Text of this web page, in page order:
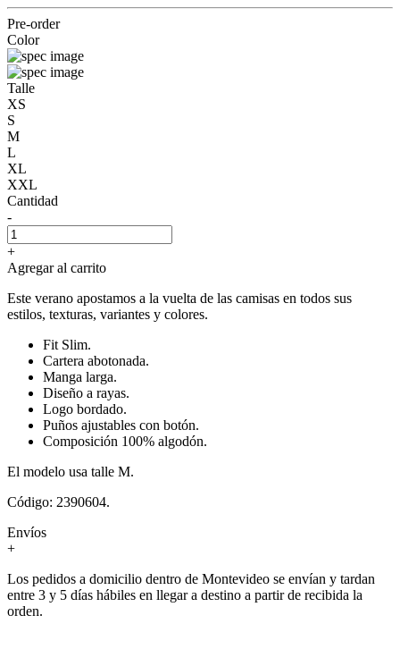
Pre-order
Color
Talle
XS
S
M
L
XL
XXL
Cantidad
-
+
Agregar al carrito
Este verano apostamos a la vuelta de las camisas en todos sus
estilos, texturas, variantes y colores.
Fit Slim.
Cartera abotonada.
Manga larga.
Diseño a rayas.
Logo bordado.
Puños ajustables con botón.
Composición 100% algodón.
El modelo usa talle M.
Código: 2390604.
Envíos
+
Los pedidos a domicilio dentro de Montevideo se envían y tardan
entre 3 y 5 días hábiles en llegar a destino a partir de recibida la
orden.